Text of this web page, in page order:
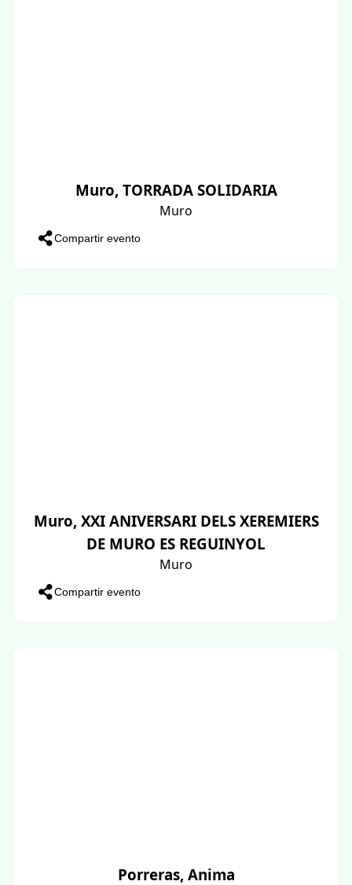
Muro, TORRADA SOLIDARIA
Muro
Compartir evento
Muro, XXI ANIVERSARI DELS XEREMIERS
DE MURO ES REGUINYOL
Muro
Compartir evento
Porreras, Anima